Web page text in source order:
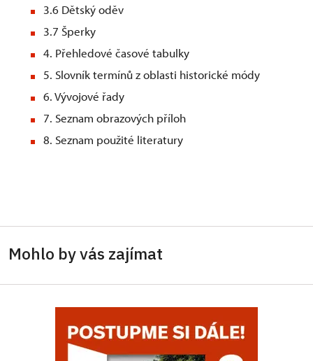
3.6 Dětský oděv
3.7 Šperky
4. Přehledové časové tabulky
5. Slovník termínů z oblasti historické módy
6. Vývojové řady
7. Seznam obrazových příloh
8. Seznam použité literatury
Mohlo by vás zajímat